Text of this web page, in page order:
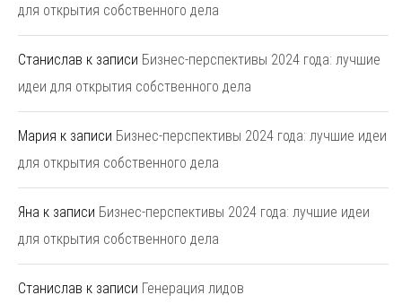
для открытия собственного дела
Станислав к записи Бизнес-перспективы 2024 года: лучшие
идеи для открытия собственного дела
Мария к записи Бизнес-перспективы 2024 года: лучшие идеи
для открытия собственного дела
Яна к записи Бизнес-перспективы 2024 года: лучшие идеи
для открытия собственного дела
Станислав к записи Генерация лидов